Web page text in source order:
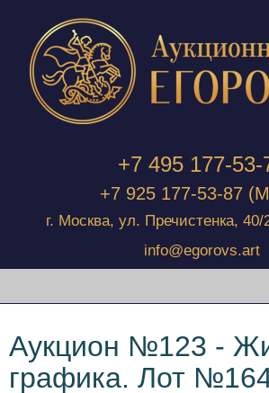
+7 495 177-53-
+7 925 177-53-87
г. Москва, ул. Пречистенка, 40/
info@egorovs.art
Аукцион №123 -
графика. Лот